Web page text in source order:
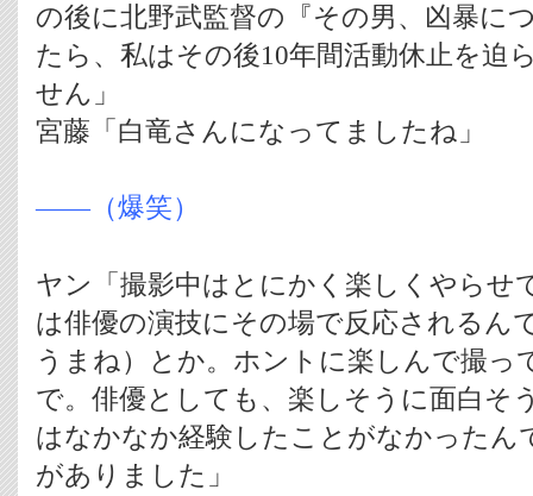
の後に北野武監督の『その男、凶暴に
たら、私はその後10年間活動休止を迫
せん」
宮藤「白竜さんになってましたね」
――（爆笑）
ヤン「撮影中はとにかく楽しくやらせ
は俳優の演技にその場で反応されるん
うまね）とか。ホントに楽しんで撮っ
で。俳優としても、楽しそうに面白そ
はなかなか経験したことがなかったん
がありました」